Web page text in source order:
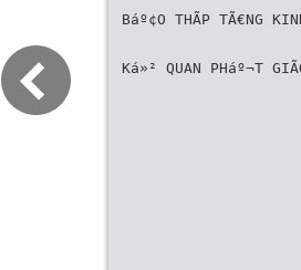
Báº¢O THÃP TÃ€NG
Ká»² QUAN PHáº¬T